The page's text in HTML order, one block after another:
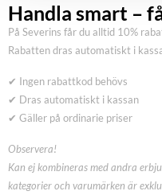
Handla smart –
På Severins får du alltid 10%
Rabatten dras automatiskt i
✔ Ingen rabattkod behövs
✔ Dras automatiskt i kassan
✔ Gäller på ordinarie priser
Observera!
Kan ej kombineras med andra
kategorier och varumärken är